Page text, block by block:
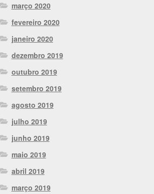
março 2020
fevereiro 2020
janeiro 2020
dezembro 2019
outubro 2019
setembro 2019
agosto 2019
julho 2019
junho 2019
maio 2019
abril 2019
março 2019